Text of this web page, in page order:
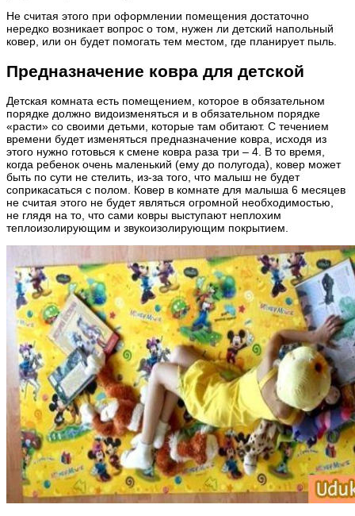
Не считая этого при оформлении помещения достаточно
нередко возникает вопрос о том, нужен ли детский напольный
ковер, или он будет помогать тем местом, где планирует пыль.
Предназначение ковра для детской
Детская комната есть помещением, которое в обязательном
порядке должно видоизменяться и в обязательном порядке
«расти» со своими детьми, которые там обитают. С течением
времени будет изменяться предназначение ковра, исходя из
этого нужно готовься к смене ковра раза три – 4. В то время,
когда ребенок очень маленький (ему до полугода), ковер может
быть по сути не стелить, из-за того, что малыш не будет
соприкасаться с полом. Ковер в комнате для малыша 6 месяцев
не считая этого не будет являться огромной необходимостью,
не глядя на то, что сами ковры выступают неплохим
теплоизолирующим и звукоизолирующим покрытием.